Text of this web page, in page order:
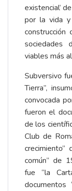
existencial’
por la vida y
construcción
sociedades
viables más
Subversivo
Tierra”,
convocada
fueron el
de los
Club de
común” de
fue “la
documentos